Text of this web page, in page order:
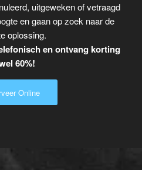
uitgeweken of vetraagd
en gaan op zoek naar de
oplossing.
en ontvang korting
60%!
Online